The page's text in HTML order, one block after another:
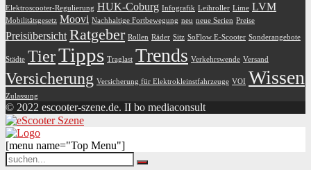
Elektroscooter-Regulierung HUK-Coburg Infografik Leihroller Lime LVM
Mobilitätsgesetz Moovi Nachhaltige Fortbewegung neu neue Serien Preise
Preisübersicht Ratgeber Rollen Räder Sitz SoFlow E-Scooter Sonderangebote
Städte TierTipps Traglast Trends Verkehrswende Versand
Versicherung Versicherung für Elektrokleinstfahrzeuge VOI Wissen
Zulassung
© 2022 escooter-szene.de. II bo mediaconsult
[menu name="Top Menu"]